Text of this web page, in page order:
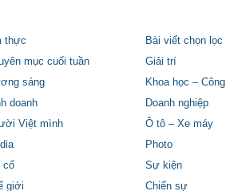
thực Bài viết chọn lọc
mục cuối tuần
Giải trí
sáng
Khoa học –
doanh
Doanh nghiệp
Việt mình
Ô tô – Xe máy
Photo
cố
Sự kiện
giới
Chiến sự